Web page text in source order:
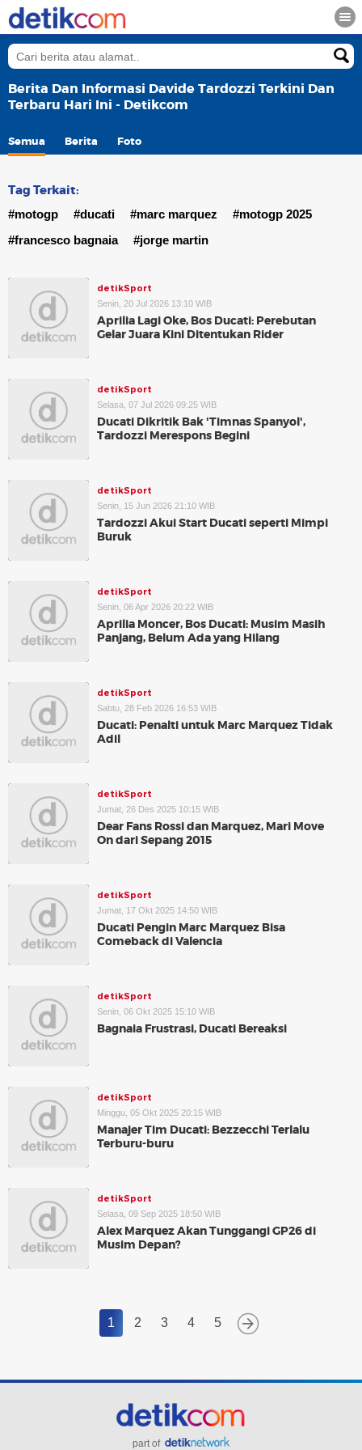
Berita Dan Informasi Davide Tardozzi Terkini Dan
Terbaru Hari Ini - Detikcom
Semua Berita Foto
Tag Terkait:
#motogp #ducati #marc marquez
#motogp 2025
#francesco bagnaia
#jorge martin
detikSport
Senin, 20 Jul 2026 13:10 WIB
Aprilia Lagi Oke, Bos Ducati: Perebutan
Gelar Juara Kini Ditentukan Rider
detikSport
Selasa, 07 Jul 2026 09:25 WIB
Ducati Dikritik Bak 'Timnas Spanyol',
Tardozzi Merespons Begini
detikSport
Senin, 15 Jun 2026 21:10 WIB
Tardozzi Akui Start Ducati seperti Mimpi
Buruk
detikSport
Senin, 06 Apr 2026 20:22 WIB
Aprilia Moncer, Bos Ducati: Musim Masih
Panjang, Belum Ada yang Hilang
detikSport
Sabtu, 28 Feb 2026 16:53 WIB
Ducati: Penalti untuk Marc Marquez Tidak
Adil
detikSport
Jumat, 26 Des 2025 10:15 WIB
Dear Fans Rossi dan Marquez, Mari Move
On dari Sepang 2015
detikSport
Jumat, 17 Okt 2025 14:50 WIB
Ducati Pengin Marc Marquez Bisa
Comeback di Valencia
detikSport
Senin, 06 Okt 2025 15:10 WIB
Bagnaia Frustrasi, Ducati Bereaksi
detikSport
Minggu, 05 Okt 2025 20:15 WIB
Manajer Tim Ducati: Bezzecchi Terlalu
Terburu-buru
detikSport
Selasa, 09 Sep 2025 18:50 WIB
Alex Marquez Akan Tunggangi GP26 di
Musim Depan?
1 2 3 4 5
part of